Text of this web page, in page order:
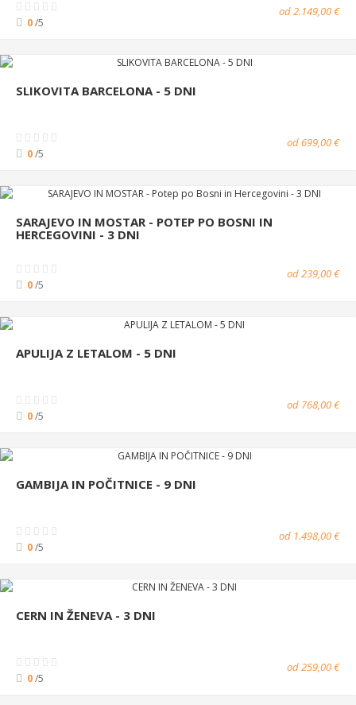
0/5
od 2.149,00 €
SLIKOVITA BARCELONA - 5 DNI
0/5
od 699,00 €
SARAJEVO IN MOSTAR - POTEP PO BOSNI IN
HERCEGOVINI - 3 DNI
0/5
od 239,00 €
APULIJA Z LETALOM - 5 DNI
0/5
od 768,00 €
GAMBIJA IN POČITNICE - 9 DNI
0/5
od 1.498,00 €
CERN IN ŽENEVA - 3 DNI
0/5
od 259,00 €